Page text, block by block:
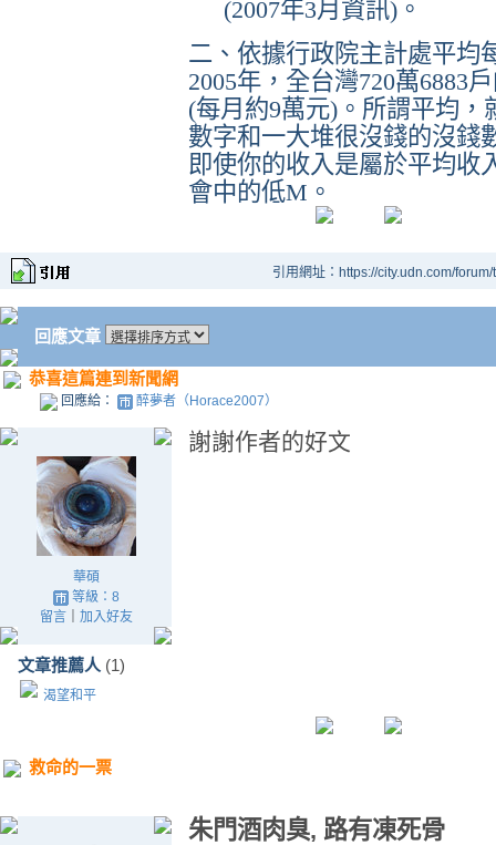
(2007年3月資訊) 。
二、依據行政院主計處平均
2005年，全台灣720萬6883
(每月約9萬元) 。所謂平均
數字和一大堆很沒錢的沒錢
即使你的收入是屬於平均收
會中的低M 。
引用網址：https://city.udn.com/
回應文章
恭喜這篇連到新聞網
回應給： 醉夢者（Horace2007）
華碩
等級：8
留言｜ 加入好友
文章推薦人 (1)
渴望和平
謝謝作者的好文
救命的一票
朱門酒肉臭, 路有凍死骨